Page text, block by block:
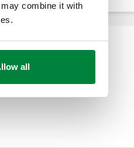
combine it with
all